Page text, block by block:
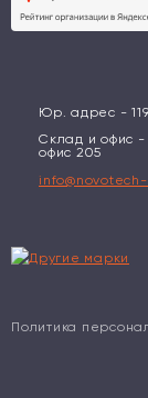
Юр. адрес -
Склад и офис -
офис 205
Политика